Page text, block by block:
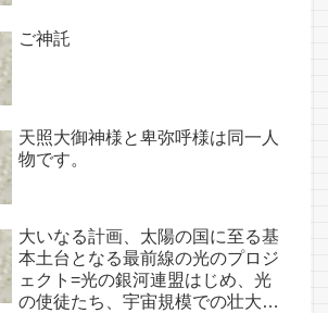
ご神託
天照大御神様と卑弥呼様は同一人
物です。
大いなる計画、太陽の国に至る基
本土台となる最前線の光のプロジ
ェクト=光の銀河連盟はじめ、光
の使徒たち、宇宙規模での壮大な